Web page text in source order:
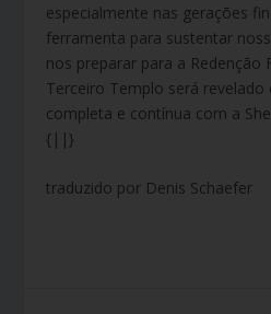
especialmente nas gerações
ferramenta para sustentar
nos preparar para a Redenção
Terceiro Templo será revelado
completa e contínua com a
{||}
traduzido por Denis Schaefer